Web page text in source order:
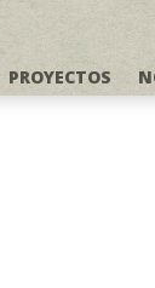
PROYECTOS